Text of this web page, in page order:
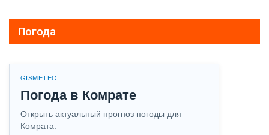
Погода
GISMETEO
Погода в Комрате
Открыть актуальный прогноз погоды для
Комрата.